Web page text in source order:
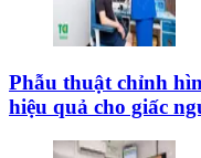
Phẫu thuật chỉnh
hiệu quả cho giấc